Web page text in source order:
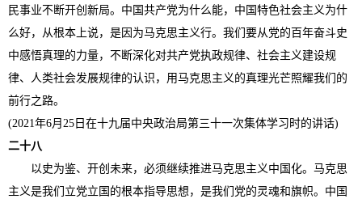
民事业不断开创新局。中国共产党为什么能，中国特色社会主义为什
么好，从根本上说，是因为马克思主义行。我们要从党的百年奋斗史
中感悟真理的力量，不断深化对共产党执政规律、社会主义建设规
律、人类社会发展规律的认识，用马克思主义的真理光芒照耀我们的
前行之路。
(2021年6月25日在十九届中央政治局第三十一次集体学习时的讲话)
二十八
以史为鉴、开创未来，必须继续推进马克思主义中国化。马克思
主义是我们立党立国的根本指导思想，是我们党的灵魂和旗帜。中国